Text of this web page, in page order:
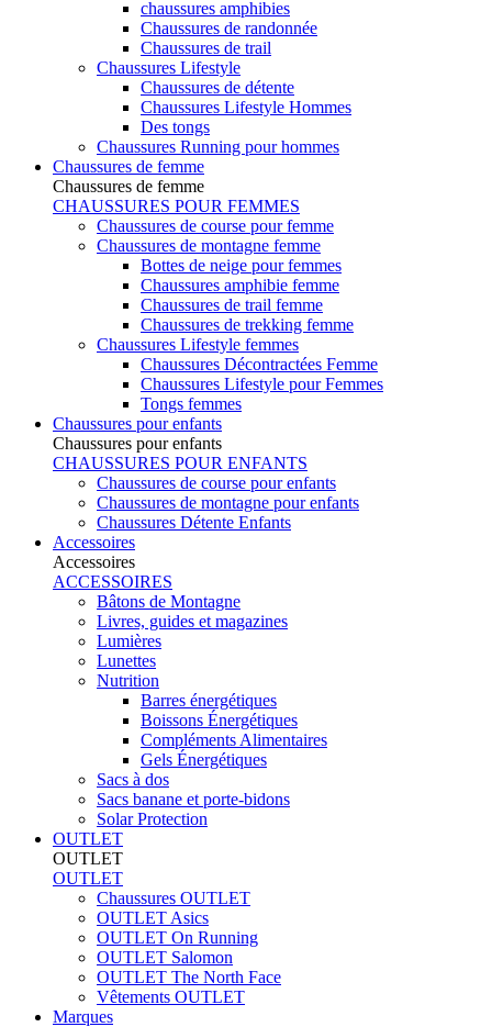
chaussures amphibies
Chaussures de randonnée
Chaussures de trail
Chaussures Lifestyle
Chaussures de détente
Chaussures Lifestyle Hommes
Des tongs
Chaussures Running pour hommes
Chaussures de femme
Chaussures de femme
CHAUSSURES POUR FEMMES
Chaussures de course pour femme
Chaussures de montagne femme
Bottes de neige pour femmes
Chaussures amphibie femme
Chaussures de trail femme
Chaussures de trekking femme
Chaussures Lifestyle femmes
Chaussures Décontractées Femme
Chaussures Lifestyle pour Femmes
Tongs femmes
Chaussures pour enfants
Chaussures pour enfants
CHAUSSURES POUR ENFANTS
Chaussures de course pour enfants
Chaussures de montagne pour enfants
Chaussures Détente Enfants
Accessoires
Accessoires
ACCESSOIRES
Bâtons de Montagne
Livres, guides et magazines
Lumières
Lunettes
Nutrition
Barres énergétiques
Boissons Énergétiques
Compléments Alimentaires
Gels Énergétiques
Sacs à dos
Sacs banane et porte-bidons
Solar Protection
OUTLET
OUTLET
OUTLET
Chaussures OUTLET
OUTLET Asics
OUTLET On Running
OUTLET Salomon
OUTLET The North Face
Vêtements OUTLET
Marques